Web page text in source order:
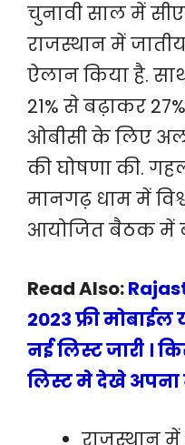
चुनावी साल में
राजस्थान में
ऐलान किया है.
21% से बढ़ाकर
ओबीसी के लिए
की घोषणा की.
मानगढ़ धाम में
आयोजित बैठक में
Read Also:
2023 फ्री मोबाईल
नई लिस्ट जारी ।
लिस्ट मे देखे अपना
राजस्थान में